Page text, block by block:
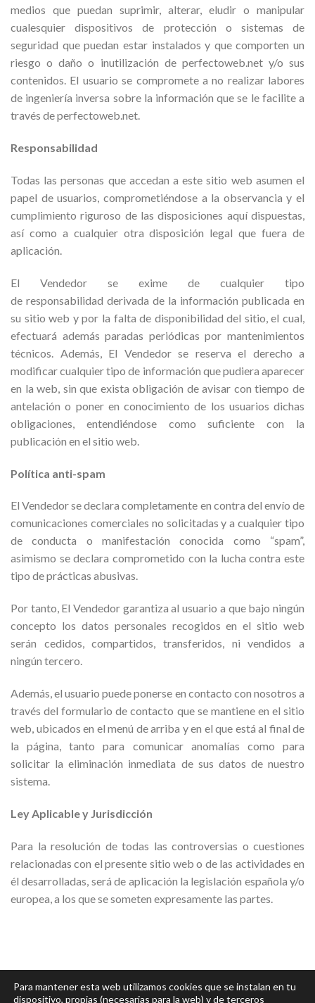
medios que puedan suprimir, alterar, eludir o manipular
cualesquier dispositivos de protección o sistemas de
seguridad que puedan estar instalados y que comporten un
riesgo o daño o inutilización de perfectoweb.net y/o sus
contenidos. El usuario se compromete a no realizar labores
de ingeniería inversa sobre la información que se le facilite a
través de perfectoweb.net.
Responsabilidad
Todas las personas que accedan a este sitio web asumen el
papel de usuarios, comprometiéndose a la observancia y el
cumplimiento riguroso de las disposiciones aquí dispuestas,
así como a cualquier otra disposición legal que fuera de
aplicación.
El Vendedor se exime de cualquier tipo
de responsabilidad derivada de la información publicada en
su sitio web y por la falta de disponibilidad del sitio, el cual,
efectuará además paradas periódicas por mantenimientos
técnicos. Además, El Vendedor se reserva el derecho a
modificar cualquier tipo de información que pudiera aparecer
en la web, sin que exista obligación de avisar con tiempo de
antelación o poner en conocimiento de los usuarios dichas
obligaciones, entendiéndose como suficiente con la
publicación en el sitio web.
Política anti-spam
El Vendedor se declara completamente en contra del envío de
comunicaciones comerciales no solicitadas y a cualquier tipo
de conducta o manifestación conocida como “spam”,
asimismo se declara comprometido con la lucha contra este
tipo de prácticas abusivas.
Por tanto, El Vendedor garantiza al usuario a que bajo ningún
concepto los datos personales recogidos en el sitio web
serán cedidos, compartidos, transferidos, ni vendidos a
ningún tercero.
Además, el usuario puede ponerse en contacto con nosotros a
través del formulario de contacto que se mantiene en el sitio
web, ubicados en el menú de arriba y en el que está al final de
la página, tanto para comunicar anomalías como para
solicitar la eliminación inmediata de sus datos de nuestro
sistema.
Ley Aplicable y Jurisdicción
Para la resolución de todas las controversias o cuestiones
relacionadas con el presente sitio web o de las actividades en
él desarrolladas, será de aplicación la legislación española y/o
europea, a los que se someten expresamente las partes.
Para mantener esta web utilizamos cookies que se instalan en tu
dispositivo, propias (necesarias para la web) y de terceros